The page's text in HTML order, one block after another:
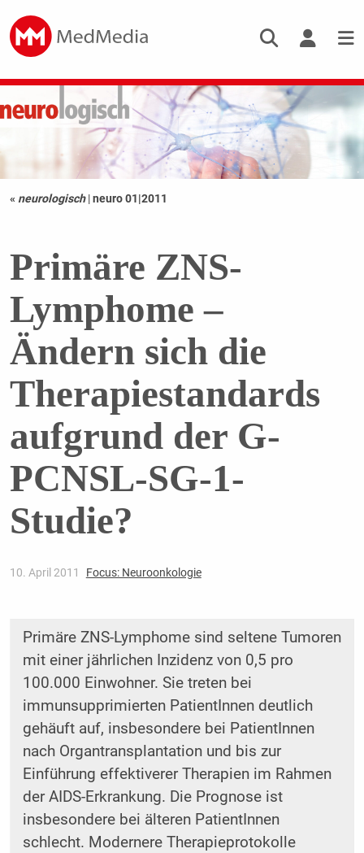
« neurologisch |neuro 01|2011
Primäre ZNS-
Lymphome –
Ändern sich die
Therapiestandards
aufgrund der G-
PCNSL-SG-1-
Studie?
10. April 2011 Focus: Neuroonkologie
Primäre ZNS-Lymphome sind seltene Tumoren
mit einer jährlichen Inzidenz von 0,5 pro
100.000 Einwohner. Sie treten bei
immunsupprimierten PatientInnen deutlich
gehäuft auf, insbesondere bei PatientInnen
nach Organtransplantation und bis zur
Einführung effektiverer Therapien im Rahmen
der AIDS-Erkrankung. Die Prognose ist
insbesondere bei älteren PatientInnen
schlecht. Modernere Therapieprotokolle